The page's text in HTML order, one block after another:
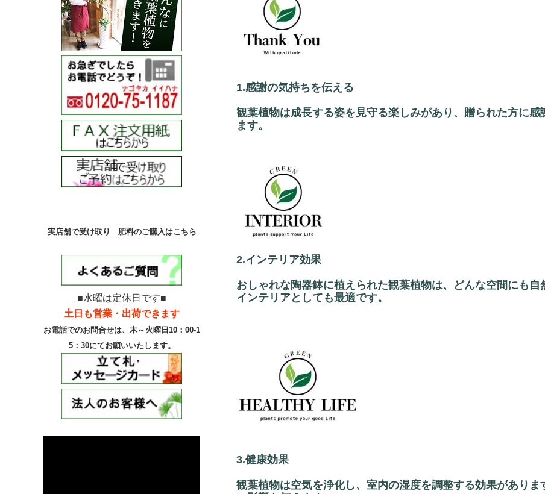
1.感謝の気持ちを伝える
観葉植物は成長する姿を見守る楽しみがあり、贈られた方に
ます。
2.インテリア効果
おしゃれな陶器鉢に植えられた観葉植物は、どんな空間にも
インテリアとしても最適です。
3.健康効果
観葉植物は空気を浄化し、室内の湿度を調整する効果があり
実店舗で受け取り 肥料のご購入はこちら
■水曜は定休日です■
土日も営業・出荷できます
お電話でのお問合せは、 木～火曜日10：00-1
5：30にてお願いいたします。